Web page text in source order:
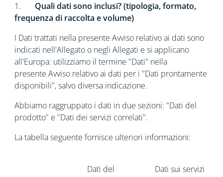
1. Quali dati sono inclusi? (tipologia, formato,
frequenza di raccolta e volume)
I Dati trattati nella presente Avviso relativo ai dati sono
indicati nell'Allegato o negli Allegati e si applicano
all'Europa: utilizziamo il termine "Dati" nella
presente Avviso relativo ai dati per i "Dati prontamente
disponibili", salvo diversa indicazione.
Abbiamo raggruppato i dati in due sezioni: "Dati del
prodotto" e "Dati dei servizi correlati".
La tabella seguente fornisce ulteriori informazioni:
Dati del
Dati sui servizi